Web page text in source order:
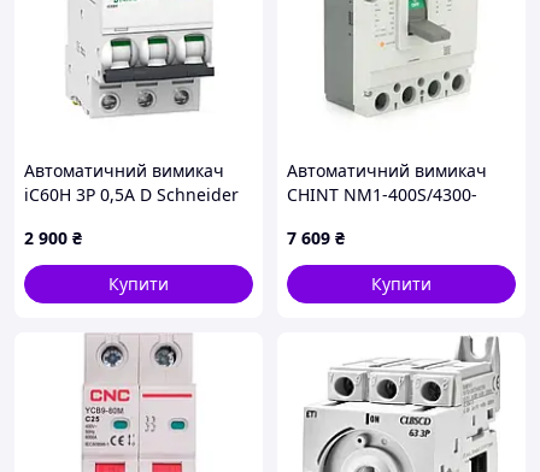
Автоматичний вимикач
iC60H 3P 0,5A D Schneider
2 900 ₴
Купити
Автоматичний вимикач
CHINT NM1-400S/4300-
7 609 ₴
Купити